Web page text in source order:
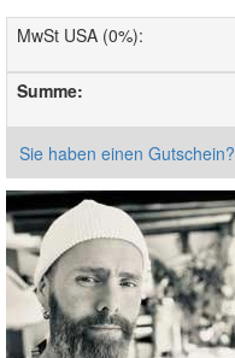
MwSt USA (0%):
Summe:
Sie haben einen Gutschein?